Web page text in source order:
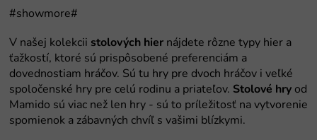
stolových hier
Stolové hry